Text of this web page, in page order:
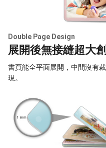
Double Page Design
展開後無接縫超大
書頁能全平面展開，中間沒有
現。